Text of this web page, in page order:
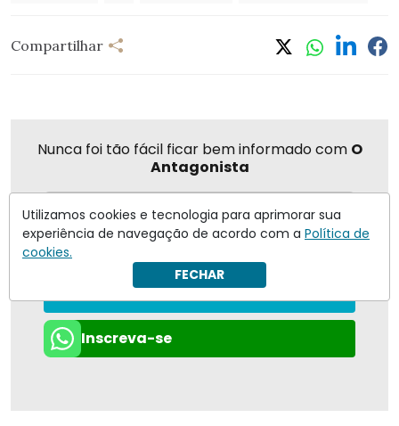
Compartilhar
Nunca foi tão fácil ficar bem informado com O
Antagonista
informações reveja nossaPolítica de Privacidade
Inscreva-se
Utilizamos cookies e tecnologia para aprimorar sua
experiência de navegação de acordo com a Política de
cookies.
FECHAR